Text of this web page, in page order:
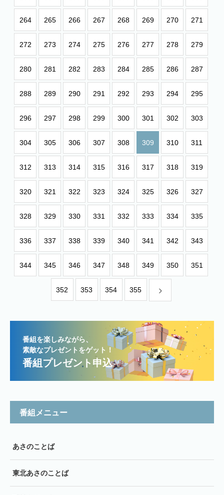
264 265 266 267 268 269 270 271
272 273 274 275 276 277 278 279
280 281 282 283 284 285 286 287
288 289 290 291 292 293 294 295
296 297 298 299 300 301 302 303
304 305 306 307 308 309 310 311
312 313 314 315 316 317 318 319
320 321 322 323 324 325 326 327
328 329 330 331 332 333 334 335
336 337 338 339 340 341 342 343
344 345 346 347 348 349 350 351
352 353 354 355
番組を楽しみながら、
素敵なプレゼントをゲット！
番組プレゼント申込
番組メニュー
あさのことば
東北あさのことば